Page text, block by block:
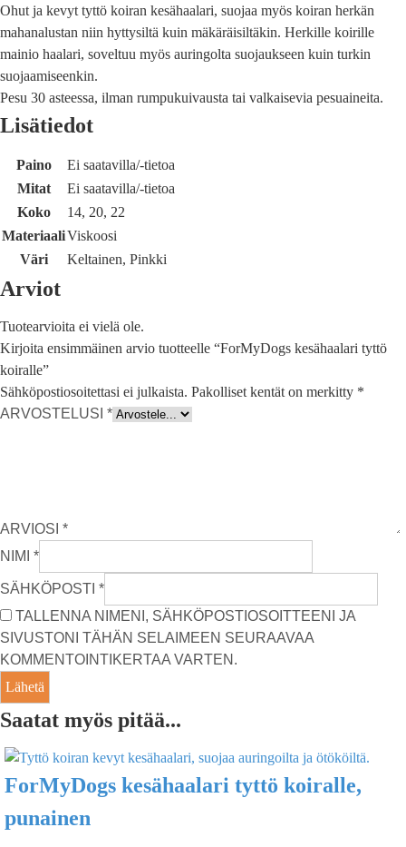
Ohut ja kevyt tyttö koiran kesähaalari, suojaa myös koiran herkän
mahanalustan niin hyttysiltä kuin mäkäräisiltäkin. Herkille koirille
mainio haalari, soveltuu myös auringolta suojaukseen kuin turkin
suojaamiseenkin.
Pesu 30 asteessa, ilman rumpukuivausta tai valkaisevia pesuaineita.
Lisätiedot
Paino
Ei saatavilla/-tietoa
Mitat
Ei saatavilla/-tietoa
Koko
14, 20, 22
MateriaaliViskoosi
Väri
Keltainen, Pinkki
Arviot
Tuotearvioita ei vielä ole.
Kirjoita ensimmäinen arvio tuotteelle “ForMyDogs kesähaalari tyttö
koiralle”
Sähköpostiosoitettasi ei julkaista. Pakolliset kentät on merkitty *
ARVOSTELUSI *
ARVIOSI *
NIMI *
SÄHKÖPOSTI *
TALLENNA NIMENI, SÄHKÖPOSTIOSOITTEENI JA
SIVUSTONI TÄHÄN SELAIMEEN SEURAAVAA
KOMMENTOINTIKERTAA VARTEN.
Saatat myös pitää...
ForMyDogs kesähaalari tyttö koiralle,
punainen